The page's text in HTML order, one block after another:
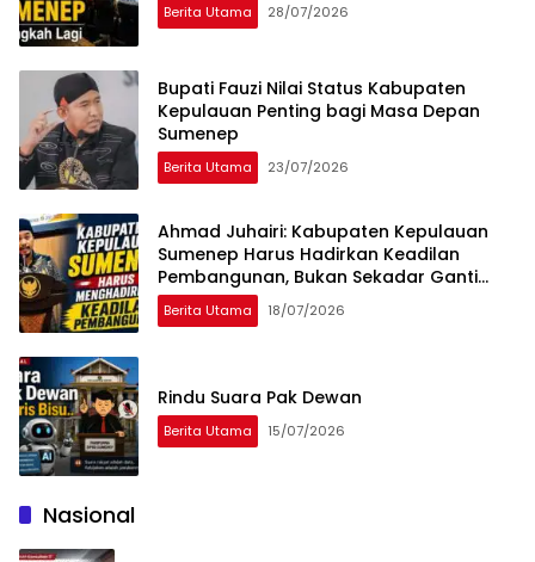
Berita Utama 28/07/2026
Bupati Fauzi Nilai Status Kabupaten
Kepulauan Penting bagi Masa Depan
Sumenep
Berita Utama 23/07/2026
Ahmad Juhairi: Kabupaten Kepulauan
Sumenep Harus Hadirkan Keadilan
Pembangunan, Bukan Sekadar Ganti
Nama
Berita Utama 18/07/2026
Rindu Suara Pak Dewan
Berita Utama 15/07/2026
Nasional